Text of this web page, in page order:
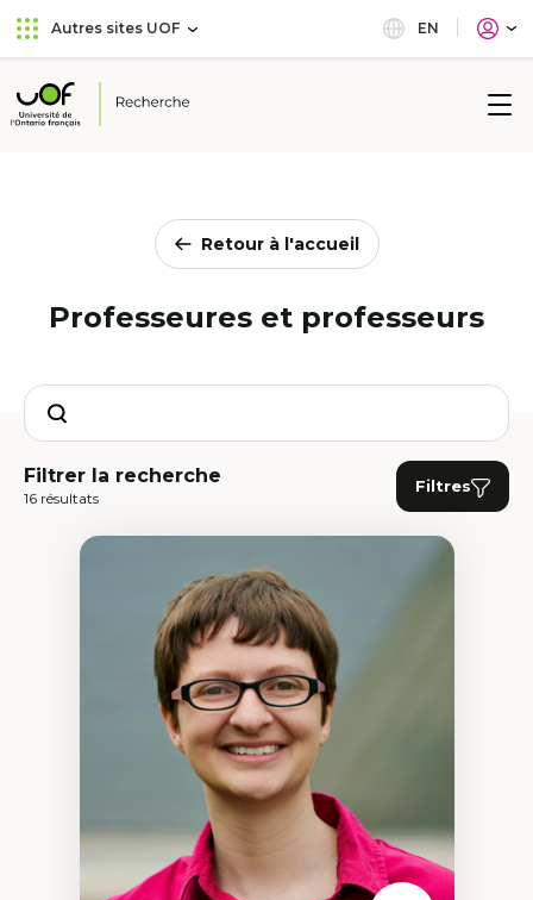
Aller
au
principal
Passer
au
Autres sites UOF EN
Université
Retour à l'accueil
Professeures et professeurs
Search
Filtrer la recherche
16 résultats
Filtres